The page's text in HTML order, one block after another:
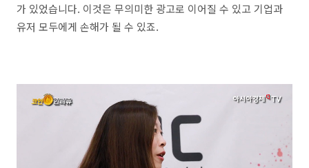
가 있었습니다. 이것은 무의미한 광고로 이어질 수 있고 기업과
유저 모두에게 손해가 될 수 있죠.